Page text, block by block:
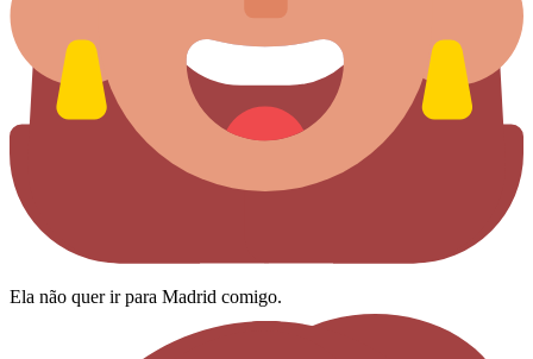
Ela não quer ir para Madrid comigo.